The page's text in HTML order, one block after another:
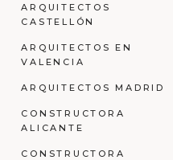
ARQUITECTOS
CASTELLÓN
ARQUITECTOS EN
VALENCIA
ARQUITECTOS MADRID
CONSTRUCTORA
ALICANTE
CONSTRUCTORA